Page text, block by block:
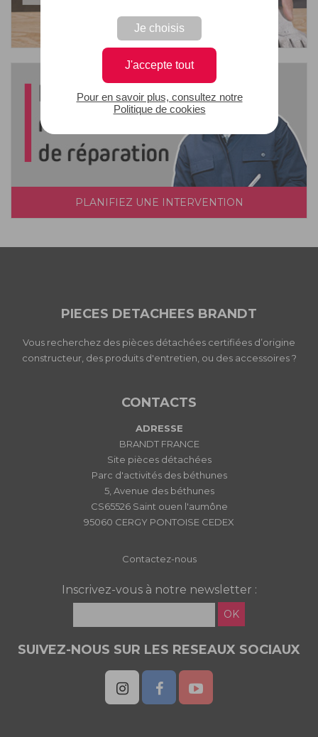
Je choisis
J'accepte tout
Pour en savoir plus, consultez notre
Politique de cookies
PLANIFIEZ UNE INTERVENTION
PIECES DETACHEES BRANDT
Vous recherchez des pièces détachées certifiées d’origine
constructeur, des produits d'entretien, ou des accessoires ?
CONTACTS
ADRESSE
BRANDT FRANCE
Site pièces détachées
Parc d'activités des béthunes
5, Avenue des béthunes
CS65526 Saint ouen l'aumône
95060 CERGY PONTOISE CEDEX
Contactez-nous
Inscrivez-vous à notre newsletter :
OK
SUIVEZ-NOUS SUR LES RESEAUX SOCIAUX